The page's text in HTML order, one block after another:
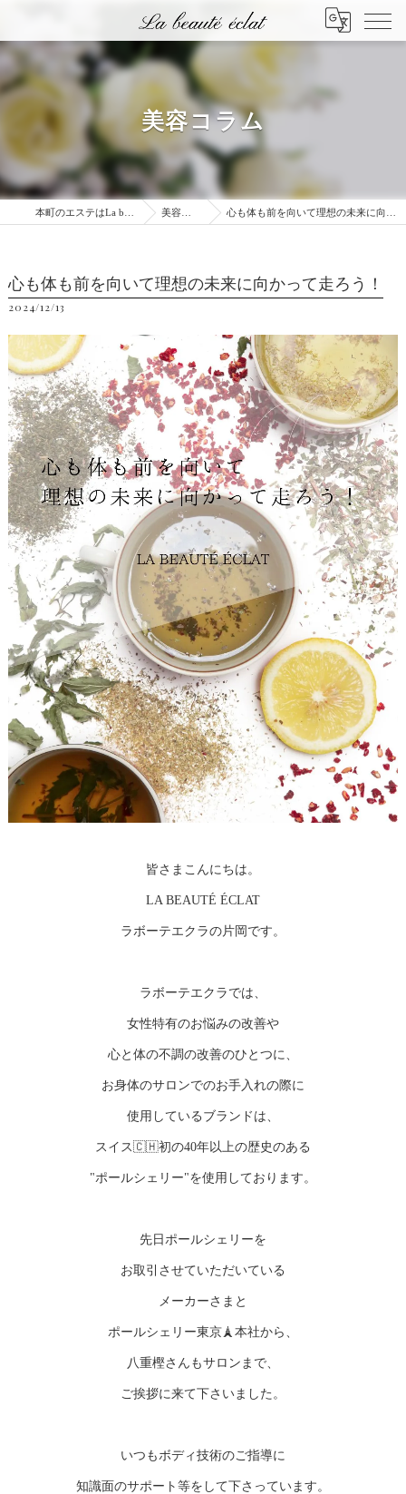
美容コラム
美容コラム 心も体も前を向いて理想の未来に向かって走ろう！
心も体も前を向いて理想の未来に向かって走ろう！
2024/12/13
皆さまこんにちは。
LA BEAUTÉ ÉCLAT
ラボーテエクラの片岡です。
ラボーテエクラでは、
女性特有のお悩みの改善や
心と体の不調の改善のひとつに、
お身体のサロンでのお手入れの際に
使用しているブランドは、
スイス🇨🇭初の40年以上の歴史のある
"ポールシェリー"を使用しております。
先日ポールシェリーを
お取引させていただいている
メーカーさまと
ポールシェリー東京🗼本社から、
八重樫さんもサロンまで、
ご挨拶に来て下さいました。
いつもボディ技術のご指導に
知識面のサポート等をして下さっています。